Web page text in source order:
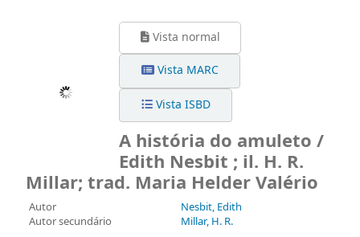
Vista normal
Vista MARC
Vista ISBD
A história do amuleto /
Edith Nesbit ; il. H. R.
Millar; trad. Maria Helder Valério
Autor
Nesbit, Edith
Autor secundário
Millar, H. R.